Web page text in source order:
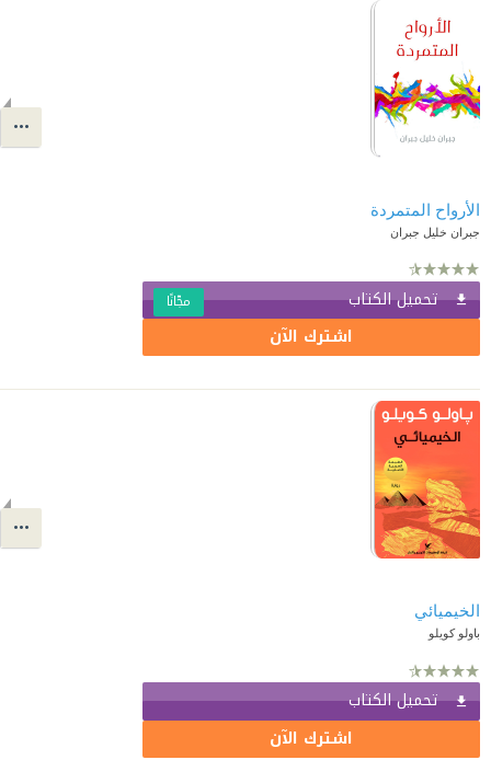
الأرواح المتمردة
جبران خليل جبران
تحميل الكتاب مجّانًا
اشترك الآن
الخيميائي
باولو كويلو
تحميل الكتاب
اشترك الآن